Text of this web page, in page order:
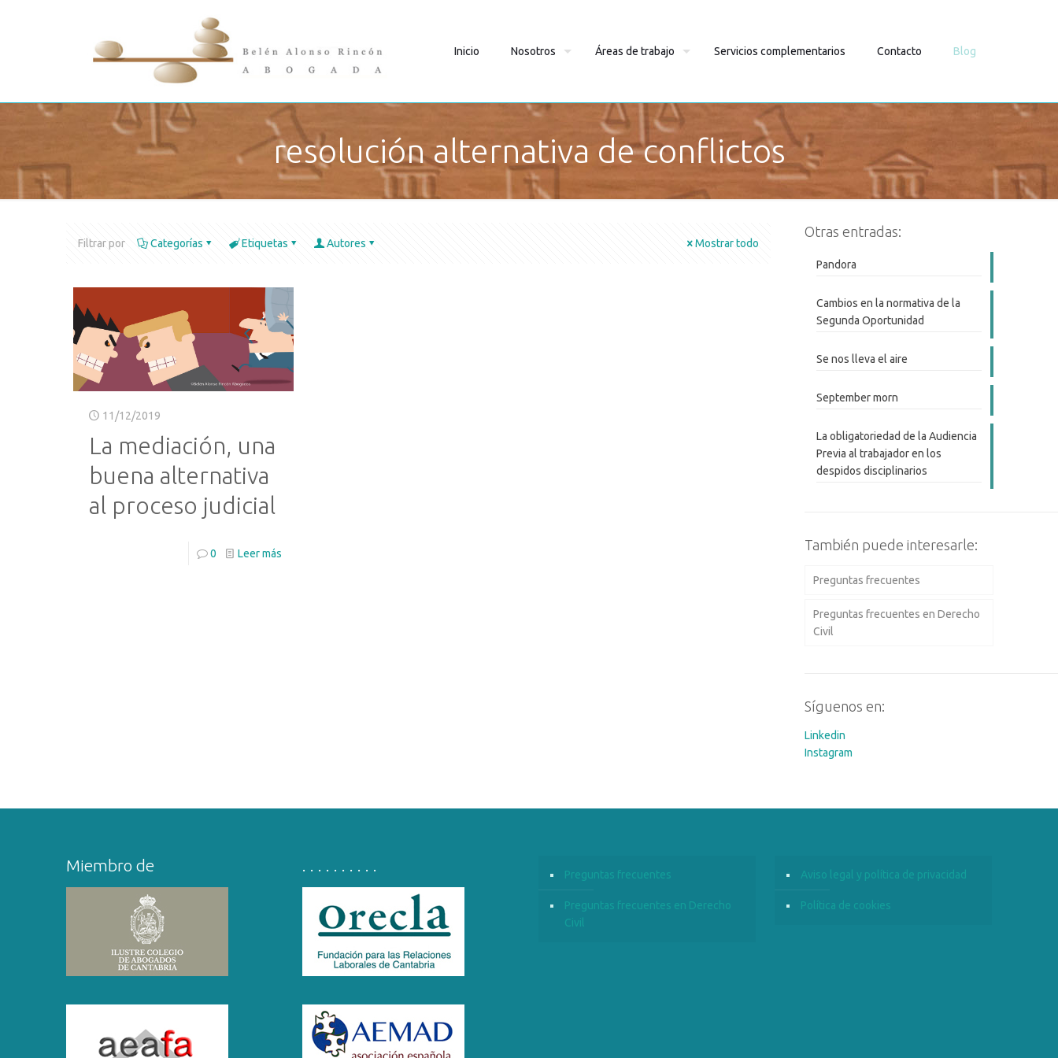
Inicio Nosotros Áreas de trabajo Servicios complementarios Contacto Blog
resolución alternativa de conflictos
Filtrar por Categorías Etiquetas Autores Mostrar todo
11/12/2019
La mediación, una
buena alternativa
al proceso judicial
0 Leer más
Otras entradas:
Pandora
Cambios en la normativa de la
Segunda Oportunidad
Se nos lleva el aire
September morn
La obligatoriedad de la Audiencia
Previa al trabajador en los
despidos disciplinarios
También puede interesarle:
Preguntas frecuentes
Preguntas frecuentes en Derecho
Civil
Síguenos en:
Linkedin
Instagram
Miembro de . . . . . . . . . . Preguntas frecuentes
Preguntas frecuentes en Derecho
Civil
Aviso legal y política de privacidad
Política de cookies